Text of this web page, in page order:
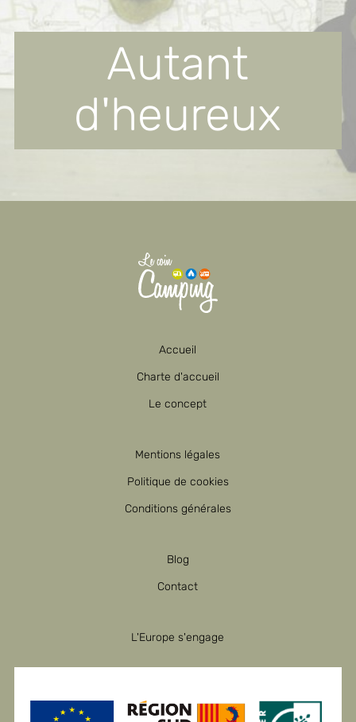
Autant
d'heureux
Accueil
Charte d'accueil
Le concept
Mentions légales
Politique de cookies
Conditions générales
Blog
Contact
L'Europe s'engage